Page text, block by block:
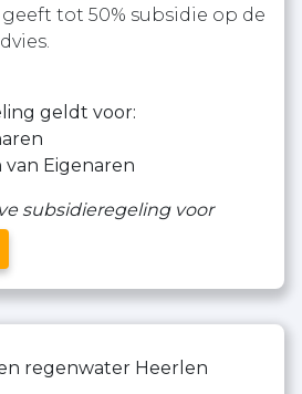
tot 50% subsidie op de
geldt voor:
Eigenaren
subsidieregeling voor
regenwater Heerlen